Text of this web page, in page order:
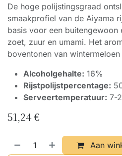
De hoge polijstingsgraad
smaakprofiel van de Aiyama
basis voor een buitengewoon
zoet, zuur en umami. Het
boventonen van
Alcoholgehalte: 16%
Rijstpolijstpercentage:
Serveertemperatuur: 7-
51,24€
Aan